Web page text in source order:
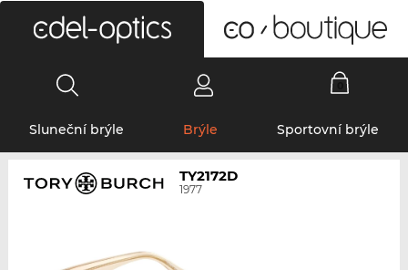
Sluneční brýle Brýle Sportovní brýle
TY2172D
1977